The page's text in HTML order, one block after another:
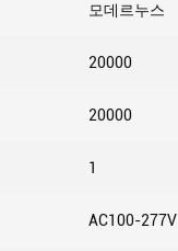
모데르누스
20000
20000
1
AC100-277V